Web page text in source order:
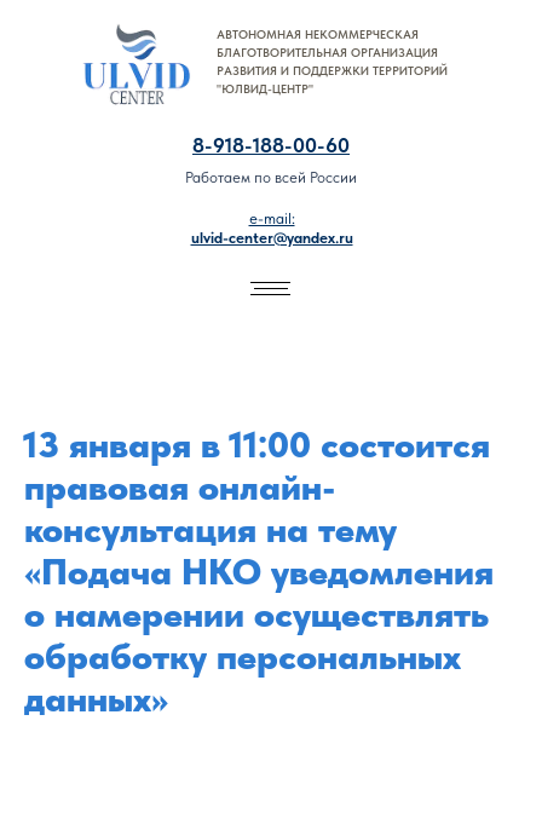
АВТОНОМНАЯ НЕКОММЕРЧЕСКАЯ
БЛАГОТВОРИТЕЛЬНАЯ ОРГАНИЗАЦИЯ
РАЗВИТИЯ И ПОДДЕРЖКИ ТЕРРИТОРИЙ
"ЮЛВИД-ЦЕНТР"
8-918-188-00-60
Работаем по всей России
e-mail:
ulvid-center@yandex.ru
8-918-188-00-60
13 января в 11:00 состоится
правовая онлайн-
консультация на тему
«Подача НКО уведомления
о намерении осуществлять
обработку персональных
данных»